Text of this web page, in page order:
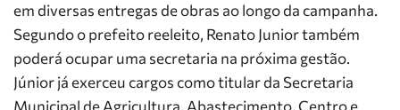
em diversas entregas de obras ao longo da campanha.
Segundo o prefeito reeleito, Renato Junior também
poderá ocupar uma secretaria na próxima gestão.
Júnior já exerceu cargos como titular da Secretaria
Municipal de Agricultura, Abastecimento, Centro e